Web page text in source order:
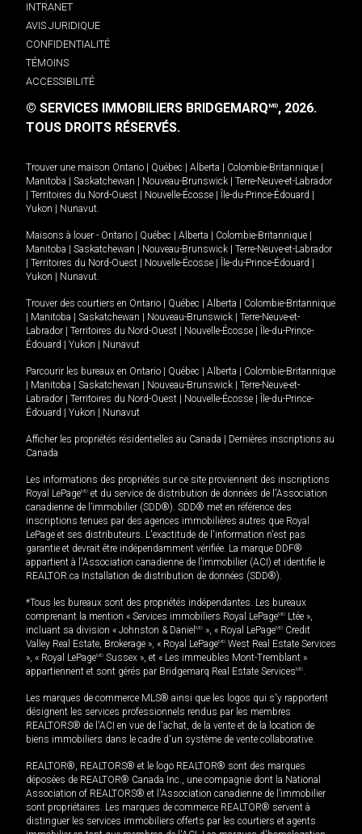
INTRANET
AVIS JURIDIQUE
CONFIDENTIALITÉ
TÉMOINS
ACCESSIBILITÉ
© SERVICES IMMOBILIERS BRIDGEMARQMD, 2026.
TOUS DROITS RÉSERVÉS.
Trouver une maison Ontario Québec Alberta Colombie-Britannique
Manitoba
Saskatchewan Nouveau-Brunswick
Terre-Neuve-et-Labrador
Territoires du Nord-Ouest Nouvelle-Écosse Île-du-Prince-Édouard
Yukon
Nunavut.
Maisons à louer - Ontario Québec Alberta Colombie-Britannique
Manitoba
Saskatchewan Nouveau-Brunswick
Terre-Neuve-et-Labrador
Territoires du Nord-Ouest Nouvelle-Écosse Île-du-Prince-Édouard
Yukon
Nunavut.
Trouver des courtiers en Ontario Québec Alberta
Colombie-Britannique
Manitoba Saskatchewan Nouveau-Brunswick
Terre-Neuve-et-
Labrador
Territoires du Nord-Ouest Nouvelle-Écosse
Île-du-Prince-
Édouard
Yukon Nunavut
Parcourir les bureaux en Ontario Québec Alberta
Colombie-Britannique
Manitoba Saskatchewan Nouveau-Brunswick
Terre-Neuve-et-
Labrador
Territoires du Nord-Ouest Nouvelle-Écosse
Île-du-Prince-
Édouard
Yukon Nunavut
Afficher les propriétés résidentielles au Canada
Dernières inscriptions au
Canada
Les informations des propriétés sur ce site proviennent des inscriptions
Royal LePageMD et du service de distribution de données de l'Association
canadienne de l’immobilier (SDD®). SDD® met en référence des
inscriptions tenues par des agences immobilières autres que Royal
LePage et ses distributeurs. L'exactitude de l'information n'est pas
garantie et devrait être indépendamment vérifiée. La marque DDF®
appartient à l'Association canadienne de l’immobilier (ACI) et identifie le
REALTOR.ca Installation de distribution de données (SDD®).
*Tous les bureaux sont des propriétés indépendantes. Les bureaux
comprenant la mention « Services immobiliers Royal LePageMD Ltée »,
incluant sa division « Johnston & Daniel MD », « Royal LePageMD Credit
Valley Real Estate, Brokerage », « Royal LePageMD West Real Estate Services
», « Royal LePageMD Sussex », et « Les immeubles Mont-Tremblant »
appartiennent et sont gérés par Bridgemarq Real Estate ServicesMD.
Les marques de commerce MLS® ainsi que les logos qui s'y rapportent
désignent les services professionnels rendus par les membres
REALTORS® de l'ACI en vue de l'achat, de la vente et de la location de
biens immobiliers dans le cadre d'un système de vente collaborative.
REALTOR®, REALTORS® et le logo REALTOR® sont des marques
déposées de REALTOR® Canada Inc., une compagnie dont la National
Association of REALTORS® et l'Association canadienne de l’immobilier
sont propriétaires. Les marques de commerce REALTOR® servent à
distinguer les services immobiliers offerts par les courtiers et agents